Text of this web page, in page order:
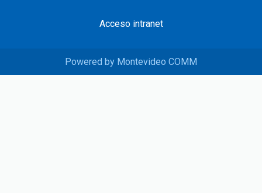
Acceso intranet
Powered by Montevideo COMM